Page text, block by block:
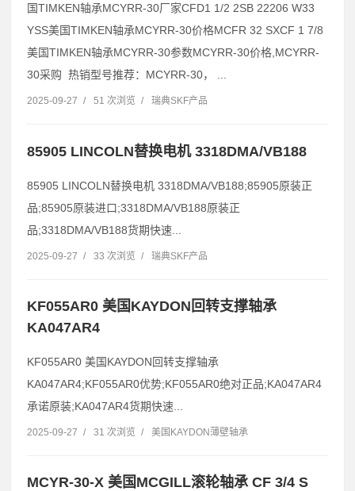
国TIMKEN轴承MCYRR-30厂家CFD1 1/2 2SB 22206 W33
YSS美国TIMKEN轴承MCYRR-30价格MCFR 32 SXCF 1 7/8
美国TIMKEN轴承MCYRR-30参数MCYRR-30价格,MCYRR-
30采购 热销型号推荐：MCYRR-30， ...
2025-09-27 / 51 次浏览 / 瑞典SKF产品
85905 LINCOLN替换电机 3318DMA/VB188
85905 LINCOLN替换电机 3318DMA/VB188;85905原装正
品;85905原装进口;3318DMA/VB188原装正
品;3318DMA/VB188货期快速...
2025-09-27 / 33 次浏览 / 瑞典SKF产品
KF055AR0 美国KAYDON回转支撑轴承
KA047AR4
KF055AR0 美国KAYDON回转支撑轴承
KA047AR4;KF055AR0优势;KF055AR0绝对正品;KA047AR4
承诺原装;KA047AR4货期快速...
2025-09-27 / 31 次浏览 / 美国KAYDON薄壁轴承
MCYR-30-X 美国MCGILL滚轮轴承 CF 3/4 S